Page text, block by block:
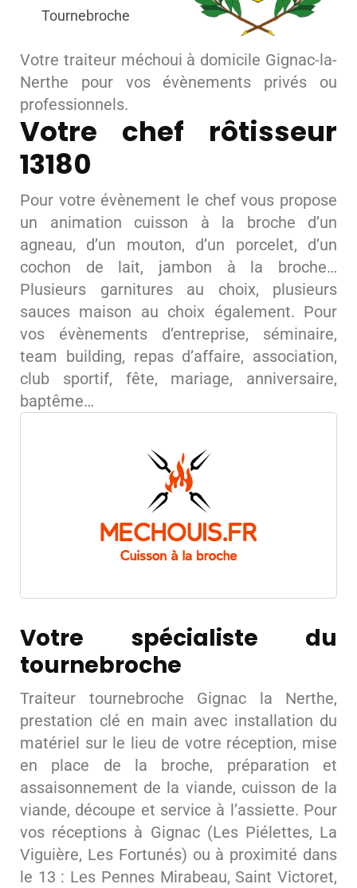
Tournebroche
Votre traiteur méchoui à domicile Gignac-la-
Nerthe pour vos évènements privés ou
professionnels.
Votre chef rôtisseur
13180
Pour votre évènement le chef vous propose
un animation cuisson à la broche d’un
agneau, d’un mouton, d’un porcelet, d’un
cochon de lait, jambon à la broche…
Plusieurs garnitures au choix, plusieurs
sauces maison au choix également. Pour
vos évènements d’entreprise, séminaire,
team building, repas d’affaire, association,
club sportif, fête, mariage, anniversaire,
baptême…
Votre spécialiste du
tournebroche
Traiteur tournebroche Gignac la Nerthe,
prestation clé en main avec installation du
matériel sur le lieu de votre réception, mise
en place de la broche, préparation et
assaisonnement de la viande, cuisson de la
viande, découpe et service à l’assiette. Pour
vos réceptions à Gignac (Les Piélettes, La
Viguière, Les Fortunés) ou à proximité dans
le 13 : Les Pennes Mirabeau, Saint Victoret,